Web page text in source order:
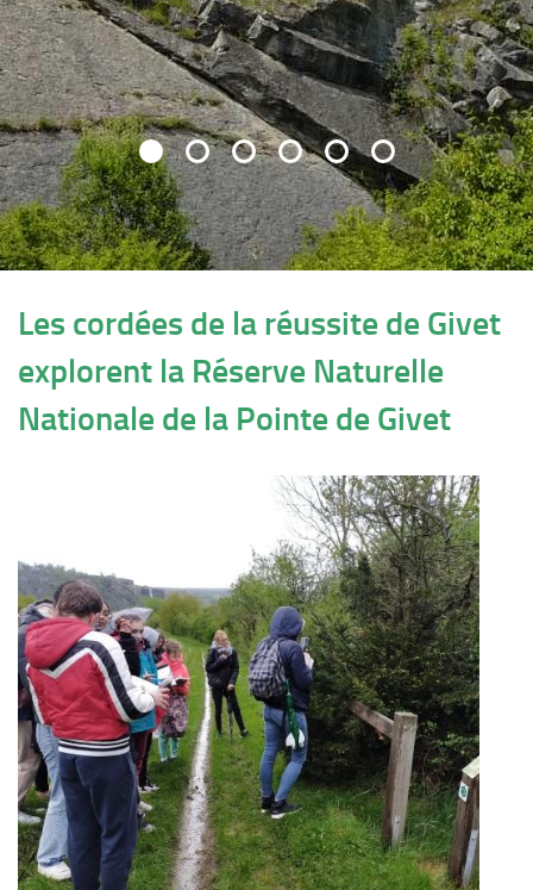
Les cordées de la réussite de Givet
explorent la Réserve Naturelle
Nationale de la Pointe de Givet